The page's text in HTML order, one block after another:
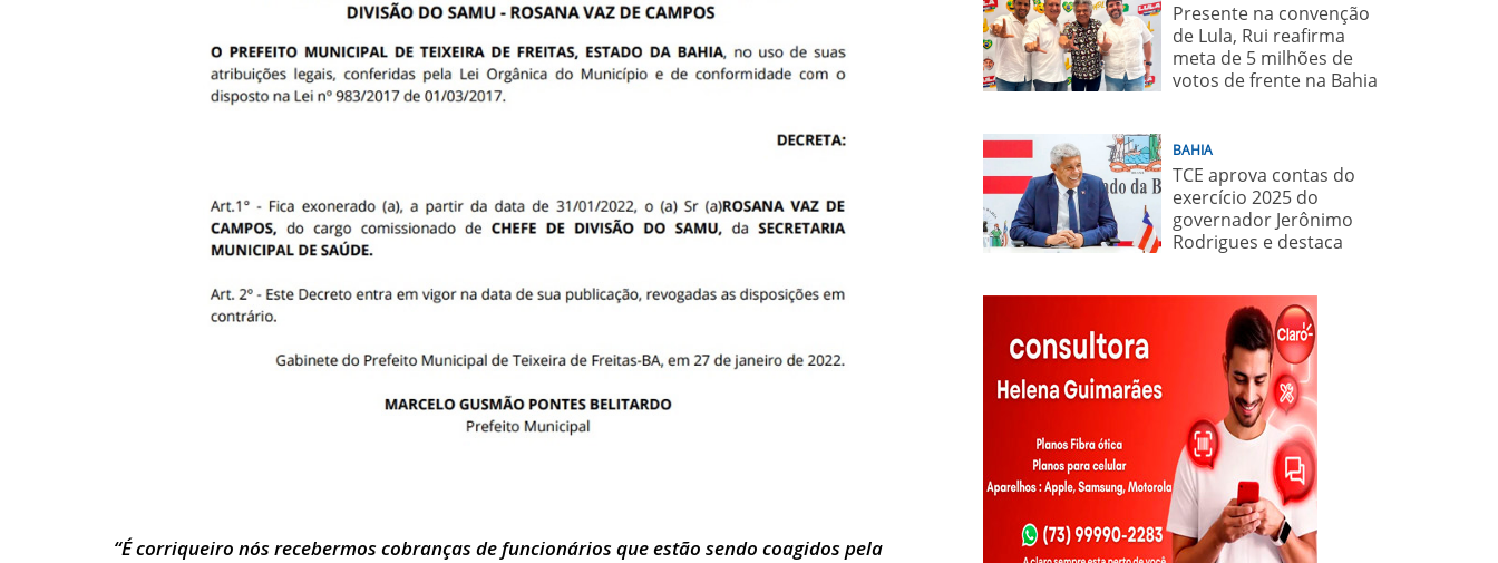
“É corriqueiro nós recebermos cobranças de funcionários que estão sendo coagidos pela
Presente na convenção
de Lula, Rui reafirma
meta de 5 milhões de
votos de frente na Bahia
BAHIA
TCE aprova contas do
exercício 2025 do
governador Jerônimo
Rodrigues e destaca